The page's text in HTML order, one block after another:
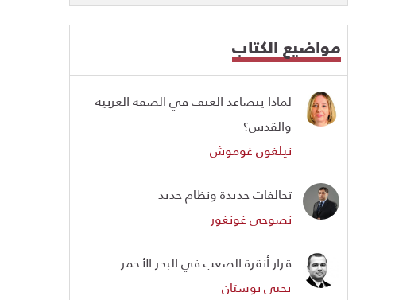
مواضيع الكتاب
لماذا يتصاعد العنف في الضفة الغربية
والقدس؟
نيلغون غوموش
تحالفات جديدة ونظام جديد
نصوحي غونغور
قرار أنقرة الصعب في البحر الأحمر
يحيى بوستان